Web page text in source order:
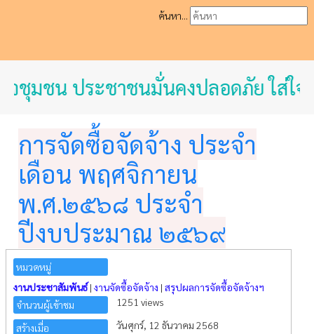
ค้นหา...
ชน ประชาชนมั่นคงปลอดภัย ใส่ใจสุ
การจัดซื้อจัดจ้าง ประจำ
เดือน พฤศจิกายน
พ.ศ.๒๕๖๘ ประจำ
ปีงบประมาณ ๒๕๖๙
หมวดหมู่
งานประชาสัมพันธ์| งานจัดซื้อจัดจ้าง | สรุปผลการจัดซื้อจัดจ้างฯ
จำนวนผู้เข้าชม
1251 views
สร้างเมื่อ วันศุกร์, 12 ธันวาคม 2568